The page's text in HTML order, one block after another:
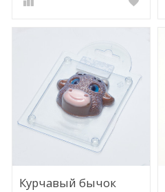
Курчавый бычок